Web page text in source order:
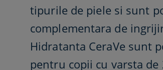
tipurile de piele si sunt
complementara de
Hidratanta CeraVe sunt
pentru copii cu varsta